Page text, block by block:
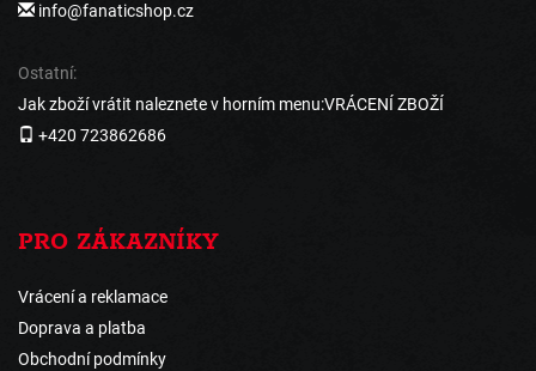
info@fanaticshop.cz
Ostatní:
Jak zboží vrátit naleznete v horním menu:VRÁCENÍ ZBOŽÍ
+420 723862686
PRO ZÁKAZNÍKY
Vrácení a reklamace
Doprava a platba
Obchodní podmínky